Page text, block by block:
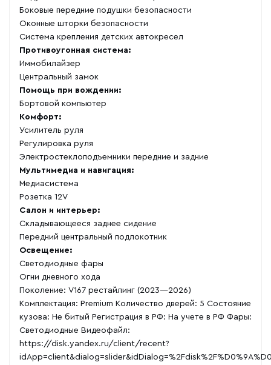
Боковые передние подушки безопасности
Оконные шторки безопасности
Система крепления детских автокресел
Противоугонная система:
Иммобилайзер
Центральный замок
Помощь при вождении:
Бортовой компьютер
Комфорт:
Усилитель руля
Регулировка руля
Электростеклоподъемники передние и задние
Мультимедиа и навигация:
Медиасистема
Розетка 12V
Салон и интерьер:
Складывающееся заднее сидение
Передний центральный подлокотник
Освещение:
Светодиодные фары
Огни дневного хода
Поколение: V167 рестайлинг (2023—2026)
Комплектация: Premium Количество дверей: 5 Состояние
кузова: Не битый Регистрация в РФ: На учете в РФ Фары:
Светодиодные Видеофайл:
https://disk.yandex.ru/client/recent?